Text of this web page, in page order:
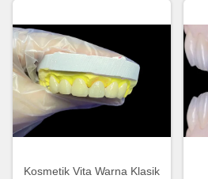
Kosmetik Vita Warna Klasik